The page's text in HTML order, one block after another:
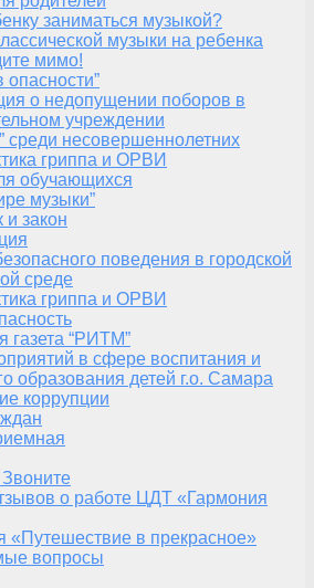
заниматься музыкой?
музыки на ребенка
мимо!
опасности”
о недопущении поборов в
учреждении
среди несовершеннолетних
гриппа и ОРВИ
обучающихся
музыки”
и закон
поведения в городской
среде
гриппа и ОРВИ
газета “РИТМ”
в сфере воспитания и
образования детей г.о. Самара
коррупции
о работе ЦДТ «Гармония
«Путешествие в прекрасное»
вопросы